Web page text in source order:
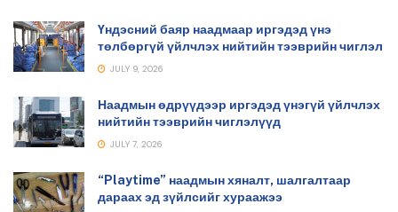
Үндэсний баяр наадмаар иргэдэд үнэ
төлбөргүй үйлчлэх нийтийн тээврийн чиглэл
JULY 9, 2026
Наадмын өдрүүдээр иргэдэд үнэгүй үйлчлэх
нийтийн тээврийн чиглэлүүд
JULY 7, 2026
“Playtime” наадмын хяналт, шалгалтаар
дараах эд зүйлсийг хураажээ